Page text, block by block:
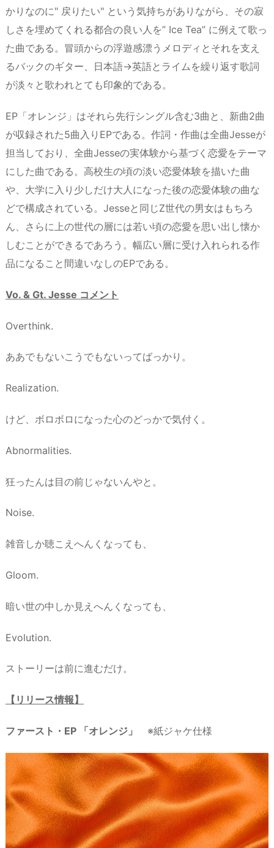
かりなのに" 戻りたい" という気持ちがありながら、その寂
しさを埋めてくれる都合の良い人を” Ice Tea” に例えて歌っ
た曲である。冒頭からの浮遊感漂うメロディとそれを支え
るバックのギター、日本語→英語とライムを繰り返す歌詞
が淡々と歌われとても印象的である。
EP「オレンジ」はそれら先行シングル含む3曲と、新曲2曲
が収録された5曲入りEPである。作詞・作曲は全曲Jesseが
担当しており、全曲Jesseの実体験から基づく恋愛をテーマ
にした曲である。高校生の頃の淡い恋愛体験を描いた曲
や、大学に入り少しだけ大人になった後の恋愛体験の曲な
どで構成されている。Jesseと同じZ世代の男女はもちろ
ん、さらに上の世代の層には若い頃の恋愛を思い出し懐か
しむことができるであろう。幅広い層に受け入れられる作
品になること間違いなしのEPである。
Vo. & Gt. Jesse コメント
Overthink.
ああでもないこうでもないってばっかり。
Realization.
けど、ボロボロになった心のどっかで気付く。
Abnormalities.
狂ったんは目の前じゃないんやと。
Noise.
雑音しか聴こえへんくなっても、
Gloom.
暗い世の中しか見えへんくなっても、
Evolution.
ストーリーは前に進むだけ。
【リリース情報】
ファースト・EP 「オレンジ」 ※紙ジャケ仕様